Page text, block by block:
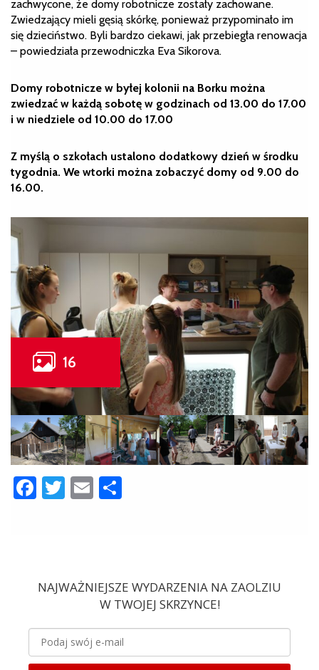
zachwycone, że domy robotnicze zostały zachowane.
Zwiedzający mieli gęsią skórkę, ponieważ przypominało im
się dzieciństwo. Byli bardzo ciekawi, jak przebiegła renowacja
– powiedziała przewodniczka Eva Sikorova.
Domy robotnicze w byłej kolonii na Borku można
zwiedzać w każdą sobotę w godzinach od 13.00 do 17.00
i w niedziele od 10.00 do 17.00
Z myślą o szkołach ustalono dodatkowy dzień w środku
tygodnia. We wtorki można zobaczyć domy od 9.00 do
16.00.
Facebook
Twitter
Email
NAJWAŻNIEJSZE WYDARZENIA NA ZAOLZIU
W TWOJEJ SKRZYNCE!